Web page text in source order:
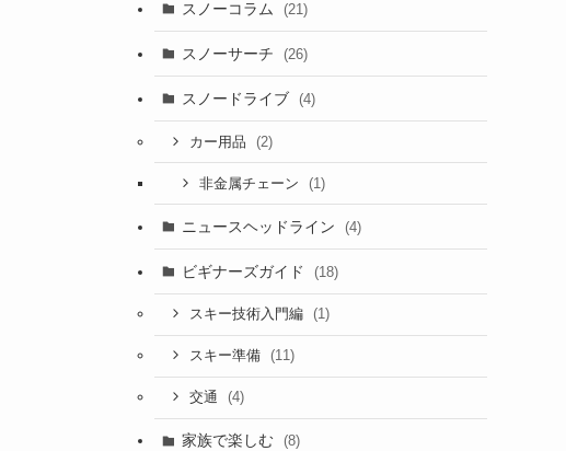
スノーコラム (21)
スノーサーチ (26)
スノードライブ (4)
カー用品 (2)
非金属チェーン (1)
ニュースヘッドライン (4)
ビギナーズガイド (18)
スキー技術入門編 (1)
スキー準備 (11)
交通 (4)
家族で楽しむ (8)